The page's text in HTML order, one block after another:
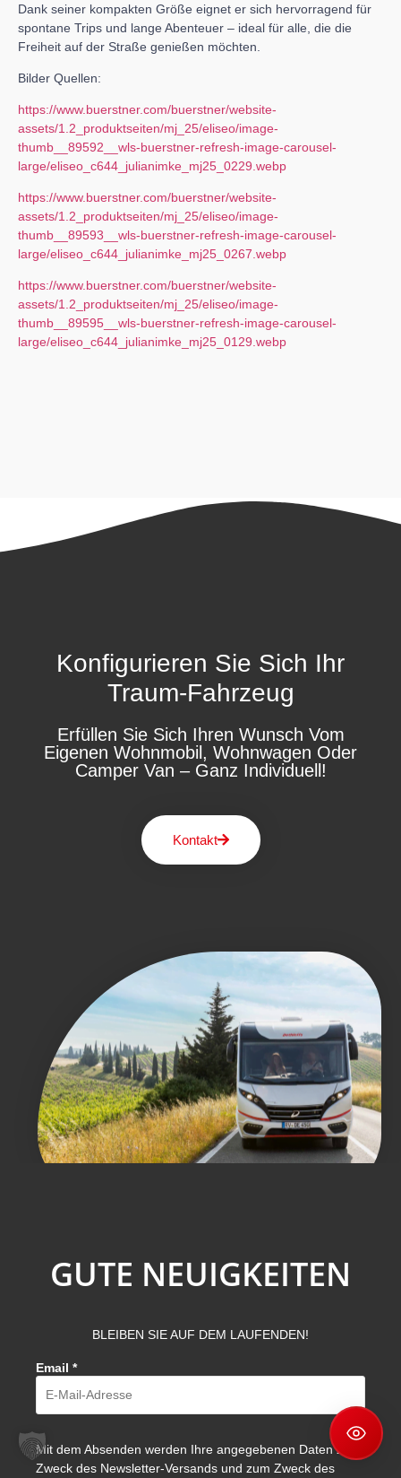
Dank seiner kompakten Größe eignet er sich hervorragend für
spontane Trips und lange Abenteuer – ideal für alle, die die
Freiheit auf der Straße genießen möchten.
Bilder Quellen:
https://www.buerstner.com/buerstner/website-
assets/1.2_produktseiten/mj_25/eliseo/image-
thumb__89592__wls-buerstner-refresh-image-carousel-
large/eliseo_c644_julianimke_mj25_0229.webp
https://www.buerstner.com/buerstner/website-
assets/1.2_produktseiten/mj_25/eliseo/image-
thumb__89593__wls-buerstner-refresh-image-carousel-
large/eliseo_c644_julianimke_mj25_0267.webp
https://www.buerstner.com/buerstner/website-
assets/1.2_produktseiten/mj_25/eliseo/image-
thumb__89595__wls-buerstner-refresh-image-carousel-
large/eliseo_c644_julianimke_mj25_0129.webp
Konfigurieren Sie Sich Ihr
Traum-Fahrzeug
Erfüllen Sie Sich Ihren Wunsch Vom
Eigenen Wohnmobil, Wohnwagen Oder
Camper Van – Ganz Individuell!
Kontakt
GUTE NEUIGKEITEN
BLEIBEN SIE AUF DEM LAUFENDEN!
Email *
Mit dem Absenden werden Ihre angegebenen Daten zum
Zweck des Newsletter-Versands und zum Zweck des